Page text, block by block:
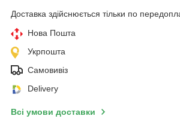
Доставка здійснюється тільки по
Нова Пошта
Укрпошта
Самовивіз
Delivery
Всі умови доставки